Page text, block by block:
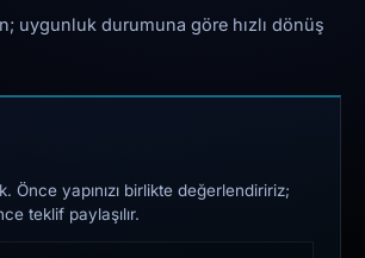
uygunluk durumuna göre hızlı dönüş
Önce yapınızı birlikte değerlendiririz;
teklif paylaşılır.